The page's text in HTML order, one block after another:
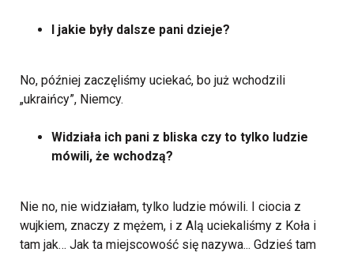
I jakie były dalsze pani dzieje?
No, później zaczęliśmy uciekać, bo już wchodzili
„ukraińcy”, Niemcy.
Widziała ich pani z bliska czy to tylko ludzie
mówili, że wchodzą?
Nie no, nie widziałam, tylko ludzie mówili. I ciocia z
wujkiem, znaczy z mężem, i z Alą uciekaliśmy z Koła i
tam jak… Jak ta miejscowość się nazywa... Gdzieś tam